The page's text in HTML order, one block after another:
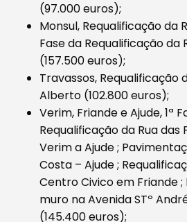
(97.000 euros);
Monsul, Requalificação da
Fase da Requalificação da
(157.500 euros);
Travassos, Requalificação
Alberto (102.800 euros);
Verim, Friande e Ajude, 1ª
Requalificação da Rua das
Verim a Ajude ;
Costa – Ajude ;
Centro Civico em Friande ;
muro na Avenida STº
(145.400 euros);